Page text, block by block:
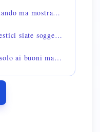
Tito 2:10 — non frodando ma mostrando piena fedeltà
1 Pietro 2:18 — domestici siate soggetti ai padroni con rispetto
1 Pietro 2:18 — non solo ai buoni ma anche ai difficili